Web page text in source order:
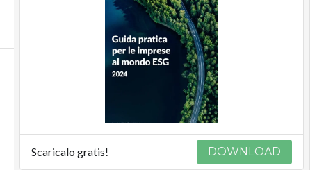
Scaricalo gratis! DOWNLOAD